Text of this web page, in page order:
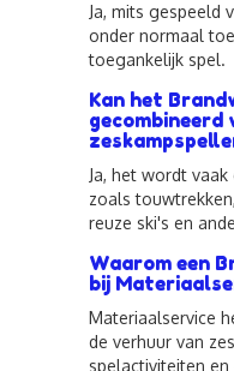
Ja, mits gespeeld
onder normaal
toegankelijk spel.
Kan het
gecombineerd
Ja, het wordt
zoals
reuze ski's en
Waarom een
bij
Materiaalservice
de verhuur van
spelactiviteiten en